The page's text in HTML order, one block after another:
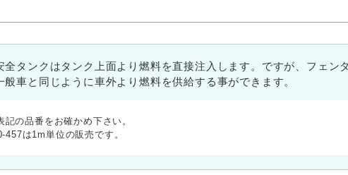
全タンクはタンク上面より燃料を直接注入します。ですが、フェ
般車と同じように車外より燃料を供給する事ができます。
記の品番をお確かめ下さい。
457は1m単位の販売です。